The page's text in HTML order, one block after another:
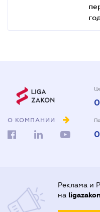
О КОМПАНИИ
Реклама и
на